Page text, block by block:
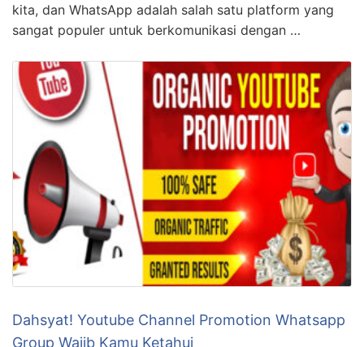
kita, dan WhatsApp adalah salah satu platform yang
sangat populer untuk berkomunikasi dengan …
Dahsyat! Youtube Channel Promotion Whatsapp
Group Wajib Kamu Ketahui